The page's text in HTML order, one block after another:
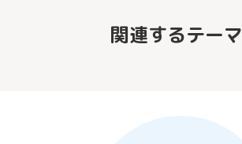
関連するテーマ